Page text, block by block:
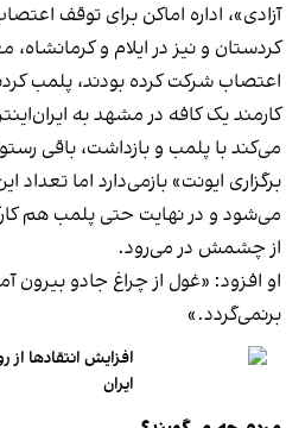
آزادی»، اداره اماکن برای توقف
کردستان و نیز در ایلام و کرمانشاه،
اعتصاب شرکت کرده بودند، پلمب
کارمند یک کافه در مشهد به
می‌کند با پلمب و بازداشت، باقی
برگزاری ایونت» بازمی‌دارد اما تعداد
می‌شود و در نهایت حتی پلمب هم
از چشمش در می‌رود.
او افزود: «غول از چراغ جادو بیرون
برنمی‎‌گردد.»
افزایش انتقادها از
ایران